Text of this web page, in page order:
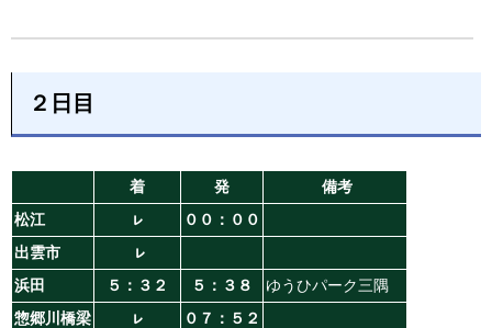
２日目
着 発
備考
松江
ㇾ
００：００
出雲市
ㇾ
浜田
５：３２ ５：３８
ゆうひパーク三隅
惣郷川橋梁
ㇾ
０７：５２